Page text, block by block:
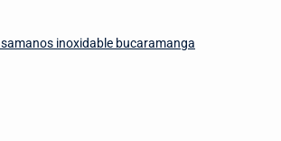
inoxidable bucaramanga